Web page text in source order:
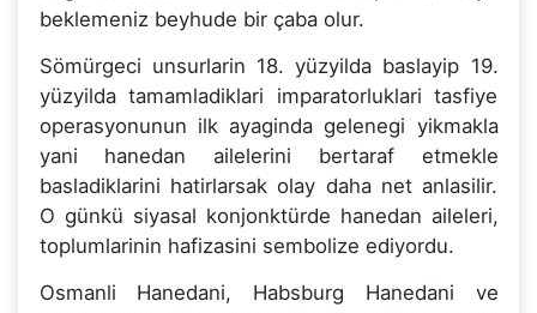
beklemeniz beyhude bir çaba olur.
Sömürgeci unsurlarin 18. yüzyilda baslayip 19.
yüzyilda tamamladiklari imparatorluklari tasfiye
operasyonunun ilk ayaginda gelenegi yikmakla
yani hanedan ailelerini bertaraf etmekle
basladiklarini hatirlarsak olay daha net anlasilir.
O günkü siyasal konjonktürde hanedan aileleri,
toplumlarinin hafizasini sembolize ediyordu.
Osmanli Hanedani, Habsburg Hanedani ve